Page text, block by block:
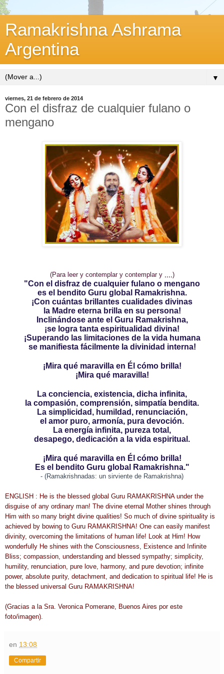
Ramakrishna Ashrama
Argentina
▼
viernes, 21 de febrero de 2014
Con el disfraz de cualquier fulano o
mengano
(Para leer y contemplar y contemplar y ,,,,)
"Con el disfraz de cualquier fulano o mengano
es el bendito Guru global Ramakrishna.
¡Con cuántas brillantes cualidades divinas
la Madre eterna brilla en su persona!
Inclinándose ante el Guru Ramakrishna,
¡se logra tanta espiritualidad divina!
¡Superando las limitaciones de la vida humana
se manifiesta fácilmente la divinidad interna!
¡Mira qué maravilla en Él cómo brilla!
¡Mira qué maravilla!
La conciencia, existencia, dicha infinita,
la compasión, comprensión, simpatía bendita.
La simplicidad, humildad, renunciación,
el amor puro, armonía, pura devoción.
La energía infinita, pureza total,
desapego, dedicación a la vida espiritual.
¡Mira qué maravilla en Él cómo brilla!
Es el bendito Guru global Ramakrishna."
- (Ramakrishnadas: un sirviente de Ramakrishna)
ENGLISH : He is the blessed global Guru RAMAKRISHNA under the
disguise of any ordinary man! The divine eternal Mother shines through
Him with so many bright divine qualities! So much of divine spirituality is
achieved by bowing to Guru RAMAKRISHNA! One can easily manifest
divinity, overcoming the limitations of human life! Look at Him! How
wonderfully He shines with the Consciousness, Existence and Infinite
Bliss; compassion, understanding and blessed sympathy; simplicity,
humility, renunciation, pure love, harmony, and pure devotion; infinite
power, absolute purity, detachment, and dedication to spiritual life! He is
the blessed universal Guru RAMAKRISHNA!
(Gracias a la Sra. Veronica Pomerane, Buenos Aires por este
foto/imagen).
en 13:08
Compartir